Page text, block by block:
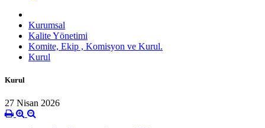
Kurumsal
Kalite Yönetimi
Komite, Ekip , Komisyon ve Kurul.
Kurul
Kurul
27 Nisan 2026